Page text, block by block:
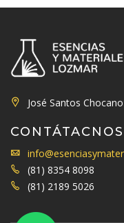
José Santos
CONTÁTACNOS
(81) 8354 8098
(81) 2189 5026